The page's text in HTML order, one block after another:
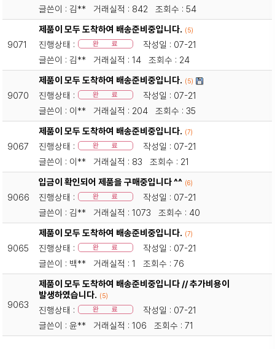
글쓴이 : 김** 거래실적 : 842 조회수 : 54
9071
제품이 모두 도착하여 배송준비중입니다. (5)
진행상태 : 완 료
작성일 : 07-21
글쓴이 : 김** 거래실적 : 14 조회수 : 24
9070
제품이 모두 도착하여 배송준비중입니다. (5)
진행상태 : 완 료
작성일 : 07-21
글쓴이 : 이** 거래실적 : 204 조회수 : 35
9067
제품이 모두 도착하여 배송준비중입니다. (7)
진행상태 : 완 료
작성일 : 07-21
글쓴이 : 이** 거래실적 : 83 조회수 : 21
9066
입금이 확인되어 제품을 구매중입니다 ^^ (6)
진행상태 : 완 료
작성일 : 07-21
글쓴이 : 김** 거래실적 : 1073 조회수 : 40
9065
제품이 모두 도착하여 배송준비중입니다. (7)
진행상태 : 완 료
작성일 : 07-21
글쓴이 : 백** 거래실적 : 1 조회수 : 76
9063
제품이 모두 도착하여 배송준비중입니다 // 추가비용이
발생하였습니다. (5)
진행상태 : 완 료
작성일 : 07-21
글쓴이 : 윤** 거래실적 : 106 조회수 : 71